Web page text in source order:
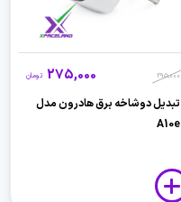
295,000
275,000 تومان
تبدیل دوشاخه برق هادرون مدل
A10e